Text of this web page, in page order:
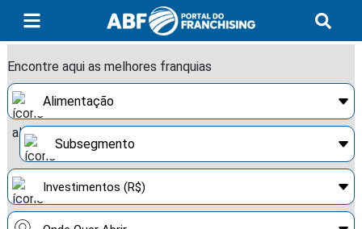
Encontre aqui as melhores franquias